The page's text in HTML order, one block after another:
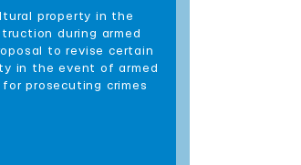
property in the
during armed
to revise certain
in the event of armed
prosecuting crimes